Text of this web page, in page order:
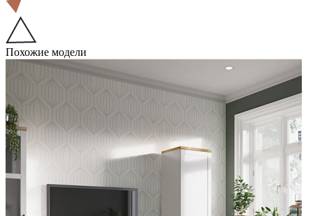
Похожие модели